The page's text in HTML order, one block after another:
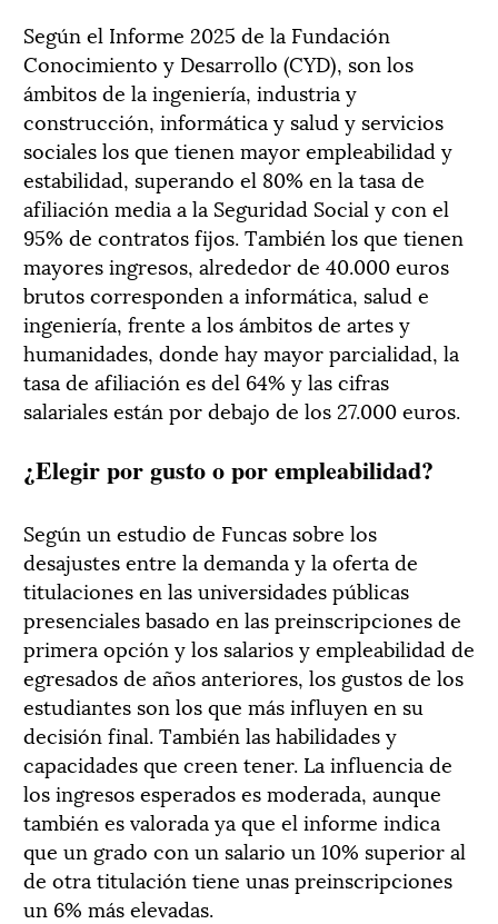
Según el Informe 2025 de la Fundación
Conocimiento y Desarrollo (CYD), son los
ámbitos de la ingeniería, industria y
construcción, informática y salud y servicios
sociales los que tienen mayor empleabilidad y
estabilidad, superando el 80% en la tasa de
afiliación media a la Seguridad Social y con el
95% de contratos fijos. También los que tienen
mayores ingresos, alrededor de 40.000 euros
brutos corresponden a informática, salud e
ingeniería, frente a los ámbitos de artes y
humanidades, donde hay mayor parcialidad, la
tasa de afiliación es del 64% y las cifras
salariales están por debajo de los 27.000 euros.
¿Elegir por gusto o por empleabilidad?
Según un estudio de Funcas sobre los
desajustes entre la demanda y la oferta de
titulaciones en las universidades públicas
presenciales basado en las preinscripciones de
primera opción y los salarios y empleabilidad de
egresados de años anteriores, los gustos de los
estudiantes son los que más influyen en su
decisión final. También las habilidades y
capacidades que creen tener. La influencia de
los ingresos esperados es moderada, aunque
también es valorada ya que el informe indica
que un grado con un salario un 10% superior al
de otra titulación tiene unas preinscripciones
un 6% más elevadas.